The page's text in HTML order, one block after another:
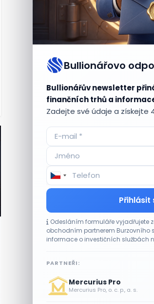
Bullionářovo
Bullionářův newsletter
finančních trhů a
Zadejte své údaje a získejte
Přihlásit
Odesláním formuláře vyjadřujete
obchodním partnerem Burzovního
informace o investičních službách
PARTNEŘI:
Mercurius Pro
Mercurius Pro, o. c. p., a. s.